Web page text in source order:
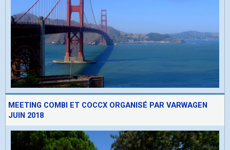
MEETING COMBI ET COCCX ORGANISÉ PAR VARWAGEN
JUIN 2018